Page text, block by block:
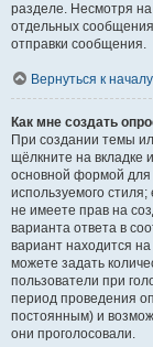
разделе. Несмотря
отдельных
отправки сообщения.
Вернуться к началу
Как мне создать
При создании темы
щёлкните на вкладке
основной формой для
используемого
не имеете прав на
варианта ответа в
вариант находится
можете задать
пользователи при
период проведения
постоянным) и
они проголосовали.